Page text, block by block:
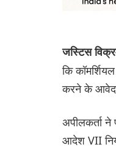
जस्टिस
कि
करने के आवेदन
अपीलकर्ता ने
आदेश VII